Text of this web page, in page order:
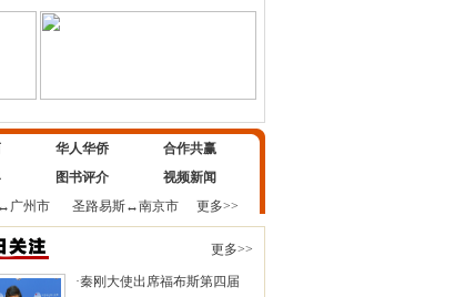
华人华侨
合作共赢
图书评介
视频新闻
↔ 广州市 圣路易斯↔南京市 更多>>
更多>>
·秦刚大使出席福布斯第四届